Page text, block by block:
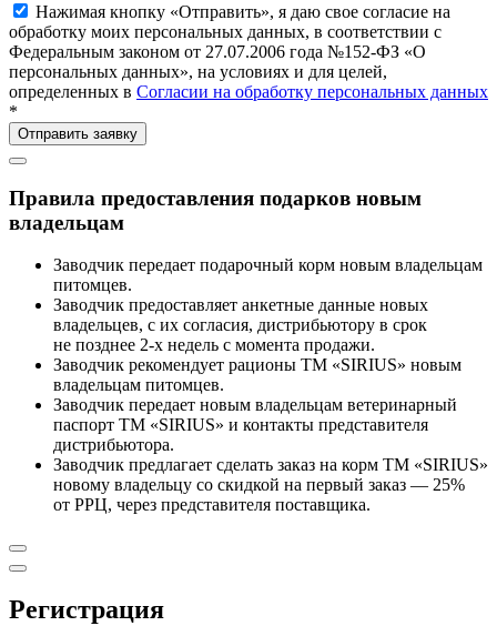
Нажимая кнопку «Отправить», я даю свое согласие на
обработку моих персональных данных, в соответствии с
Федеральным законом от 27.07.2006 года №152-ФЗ «О
персональных данных», на условиях и для целей,
определенных в Согласии на обработку персональных данных
*
Правила предоставления подарков новым
владельцам
Заводчик передает подарочный корм новым владельцам
питомцев.
Заводчик предоставляет анкетные данные новых
владельцев, с их согласия, дистрибьютору в срок
не позднее 2-х недель с момента продажи.
Заводчик рекомендует рационы ТМ «SIRIUS» новым
владельцам питомцев.
Заводчик передает новым владельцам ветеринарный
паспорт ТМ «SIRIUS» и контакты представителя
дистрибьютора.
Заводчик предлагает сделать заказ на корм ТМ «SIRIUS»
новому владельцу со скидкой на первый заказ — 25%
от РРЦ, через представителя поставщика.
Регистрация